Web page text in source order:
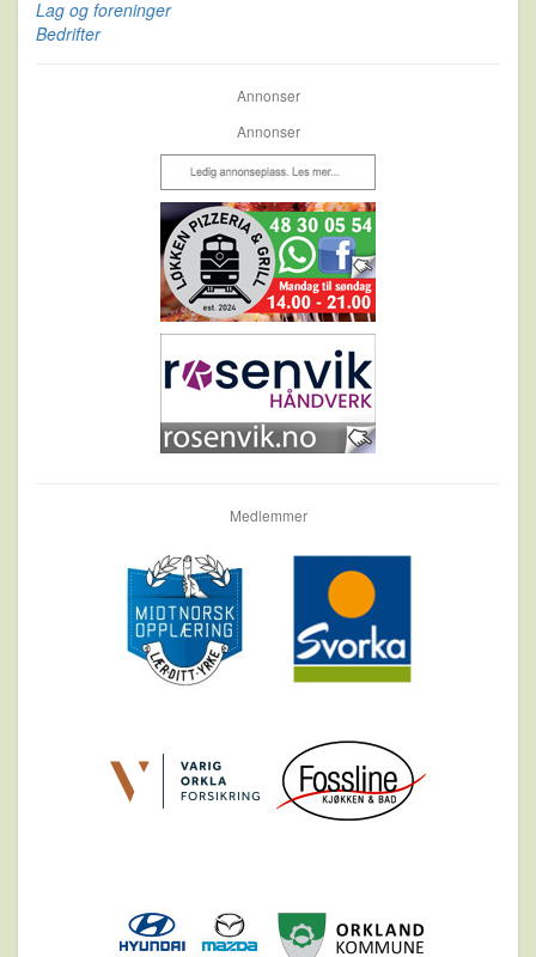
Lag og foreninger
Bedrifter
Annonser
Annonser
Medlemmer